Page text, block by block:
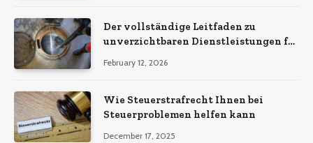
Der vollständige Leitfaden zu
unverzichtbaren Dienstleistungen für
Gewerbeimmobilie
February 12, 2026
Wie Steuerstrafrecht Ihnen bei
Steuerproblemen helfen kann
December 17, 2025